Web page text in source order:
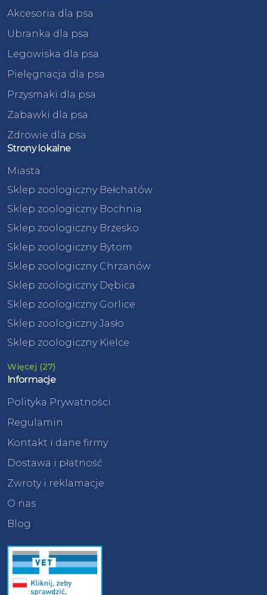
Akcesoria dla psa
Ubranka dla psa
Legowiska dla psa
Pielęgnacja dla psa
Przysmaki dla psa
Zabawki dla psa
Zdrowie dla psa
Strony lokalne
Miasta
Sklep zoologiczny Bełchatów
Sklep zoologiczny Bochnia
Sklep zoologiczny Brzesko
Sklep zoologiczny Bytom
Sklep zoologiczny Chrzanów
Sklep zoologiczny Dębica
Sklep zoologiczny Gorlice
Sklep zoologiczny Jasło
Sklep zoologiczny Kielce
Więcej (27)
Informacje
Polityka Prywatności
Regulamin
Kontakt i dane firmy
Dostawa i płatność
Zwroty i reklamacje
O nas
Blog